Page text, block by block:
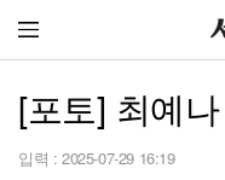
[포토] 최예
입력 : 2025-07-29 16:19